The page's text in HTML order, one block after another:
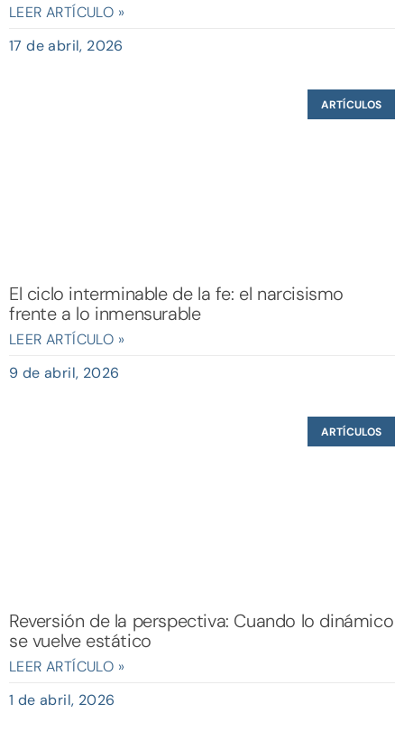
LEER ARTÍCULO »
17 de abril, 2026
ARTÍCULOS
El ciclo interminable de la fe: el narcisismo
frente a lo inmensurable
LEER ARTÍCULO »
9 de abril, 2026
ARTÍCULOS
Reversión de la perspectiva: Cuando lo dinámico
se vuelve estático
LEER ARTÍCULO »
1 de abril, 2026